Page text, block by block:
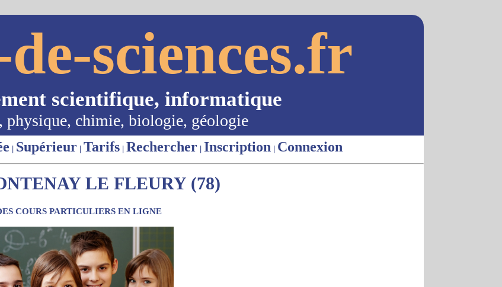
sciences.fr
scientifique, informatique
physique, chimie, biologie, géologie
| Supérieur | Tarifs | Rechercher | Inscription | Connexion
LE FLEURY (78)
COURS PARTICULIERS EN LIGNE